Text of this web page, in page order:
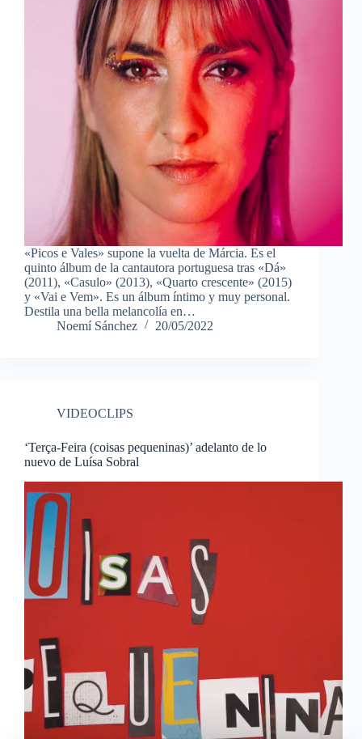
«Picos e Vales» supone la vuelta de Márcia. Es el
quinto álbum de la cantautora portuguesa tras «Dá»
(2011), «Casulo» (2013), «Quarto crescente» (2015)
y «Vai e Vem». Es un álbum íntimo y muy personal.
Destila una bella melancolía en…
Noemí Sánchez
20/05/2022
VIDEOCLIPS
‘Terça-Feira (coisas pequeninas)’ adelanto de lo
nuevo de Luísa Sobral